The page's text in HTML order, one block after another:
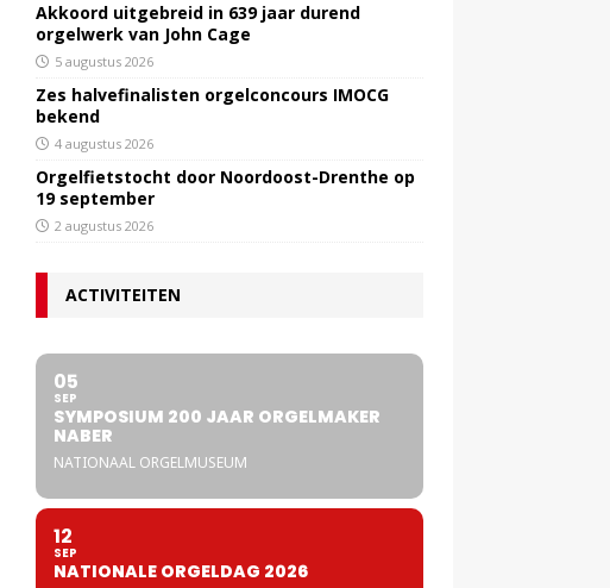
Akkoord uitgebreid in 639 jaar durend
orgelwerk van John Cage
5 augustus 2026
Zes halvefinalisten orgelconcours IMOCG
bekend
4 augustus 2026
Orgelfietstocht door Noordoost-Drenthe op
19 september
2 augustus 2026
ACTIVITEITEN
05
SEP
SYMPOSIUM 200 JAAR ORGELMAKER
NABER
NATIONAAL ORGELMUSEUM
12
SEP
NATIONALE ORGELDAG 2026